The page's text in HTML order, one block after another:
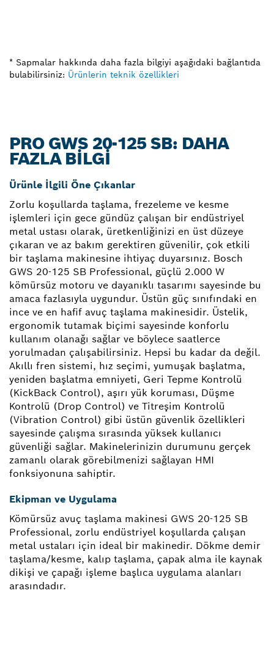
* Sapmalar hakkında daha fazla bilgiyi aşağıdaki bağlantıda
bulabilirsiniz: Ürünlerin teknik özellikleri
PRO GWS 20-125 SB: DAHA
FAZLA BILGI
Ürünle İlgili Öne Çıkanlar
Zorlu koşullarda taşlama, frezeleme ve kesme
işlemleri için gece gündüz çalışan bir endüstriyel
metal ustası olarak, üretkenliğinizi en üst düzeye
çıkaran ve az bakım gerektiren güvenilir, çok etkili
bir taşlama makinesine ihtiyaç duyarsınız. Bosch
GWS 20-125 SB Professional, güçlü 2.000 W
kömürsüz motoru ve dayanıklı tasarımı sayesinde bu
amaca fazlasıyla uygundur. Üstün güç sınıfındaki en
ince ve en hafif avuç taşlama makinesidir. Üstelik,
ergonomik tutamak biçimi sayesinde konforlu
kullanım olanağı sağlar ve böylece saatlerce
yorulmadan çalışabilirsiniz. Hepsi bu kadar da değil.
Akıllı fren sistemi, hız seçimi, yumuşak başlatma,
yeniden başlatma emniyeti, Geri Tepme Kontrolü
(KickBack Control), aşırı yük koruması, Düşme
Kontrolü (Drop Control) ve Titreşim Kontrolü
(Vibration Control) gibi üstün güvenlik özellikleri
sayesinde çalışma sırasında yüksek kullanıcı
güvenliği sağlar. Makinelerinizin durumunu gerçek
zamanlı olarak görebilmenizi sağlayan HMI
fonksiyonuna sahiptir.
Ekipman ve Uygulama
Kömürsüz avuç taşlama makinesi GWS 20-125 SB
Professional, zorlu endüstriyel koşullarda çalışan
metal ustaları için ideal bir makinedir. Dökme demir
taşlama/kesme, kalıp taşlama, çapak alma ile kaynak
dikişi ve çapağı işleme başlıca uygulama alanları
arasındadır.